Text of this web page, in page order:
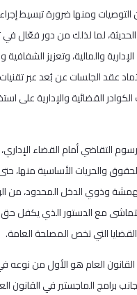
ومنها ضرورة تبسيط
لما لذلك من دور فعّال في
والمالية، وتعزيز
عقد الجلسات عن بُعد عبر تقنيات
القضائية والإدارية على
التقاضي أمام القضاء الإداري،
والحريات الأساسية منها،
وذوي الدخل المحدود، من
مع الدستور الذي يكفل حق
التي تخص المصلحة العامة.
القانون العام هو الأول من
برامج الماجستير في القانون